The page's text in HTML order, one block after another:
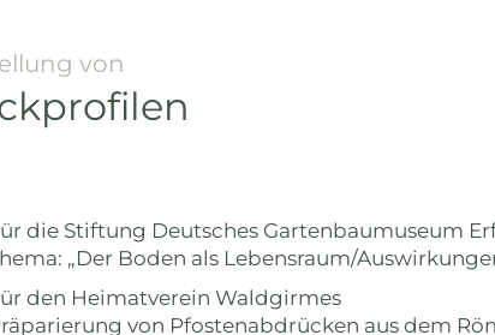
von
die Stiftung Deutsches Gartenbaumuseum
„Der Boden als Lebensraum/
den Heimatverein Waldgirmes
von Pfostenabdrücken aus dem